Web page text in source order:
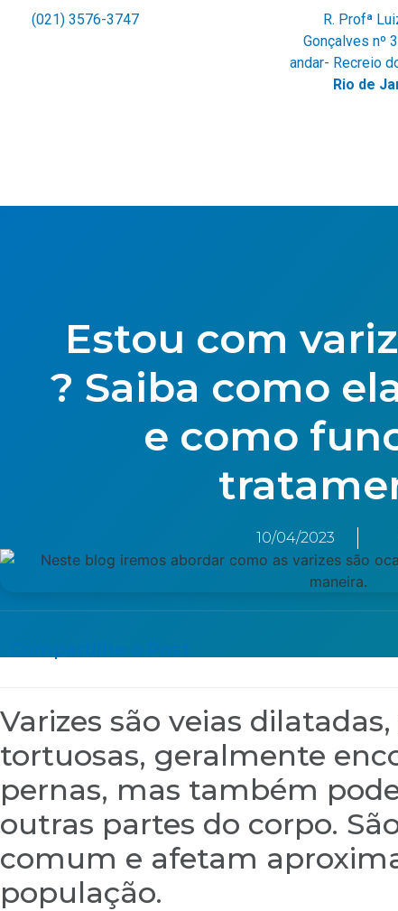
(021) 3576-3747
R. Profª
Gonçalves nº
andar- Recreio
Rio de
Estou com
? Saiba como
e como
10/04/2023
Compartilhe o Post
Varizes são veias
tortuosas, geralmente
pernas, mas também
outras partes do corpo.
comum e afetam
população.